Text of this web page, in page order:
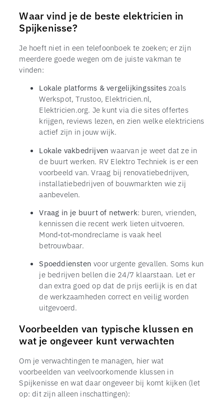
Waar vind je de beste elektricien in
Spijkenisse?
Je hoeft niet in een telefoonboek te zoeken; er zijn
meerdere goede wegen om de juiste vakman te
vinden:
Lokale platforms & vergelijkingssiteszoals
Werkspot, Trustoo, Elektricien.nl,
Elektricien.org. Je kunt via die sites offertes
krijgen, reviews lezen, en zien welke elektriciens
actief zijn in jouw wijk.
Lokale vakbedrijven waarvan je weet dat ze in
de buurt werken. RV Elektro Techniek is er een
voorbeeld van. Vraag bij renovatiebedrijven,
installatiebedrijven of bouwmarkten wie zij
aanbevelen.
Vraag in je buurt of netwerk: buren, vrienden,
kennissen die recent werk lieten uitvoeren.
Mond‑tot‑mondreclame is vaak heel
betrouwbaar.
Spoeddiensten voor urgente gevallen. Soms kun
je bedrijven bellen die 24/7 klaarstaan. Let er
dan extra goed op dat de prijs eerlijk is en dat
de werkzaamheden correct en veilig worden
uitgevoerd.
Voorbeelden van typische klussen en
wat je ongeveer kunt verwachten
Om je verwachtingen te managen, hier wat
voorbeelden van veelvoorkomende klussen in
Spijkenisse en wat daar ongeveer bij komt kijken (let
op: dit zijn alleen inschattingen):